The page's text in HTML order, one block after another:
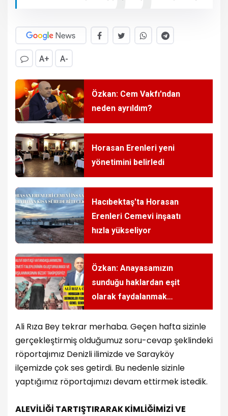
A+ A-
Özkan: Cem Vakfı'ndan
neden ayrıldım?
Horasan Erenleri yeni
yönetimini belirledi
Hacıbektaş'ta Horasan
Erenleri Cemevi inşaatı
hızla yükseliyor
Özkan: Anayasamızın
sunduğu haklardan eşit
olarak faydalanmak
istiyoruz!
Ali Rıza Bey tekrar merhaba. Geçen hafta sizinle
gerçekleştirmiş olduğumuz soru-cevap şeklindeki
röportajımız Denizli ilimizde ve Sarayköy
ilçemizde çok ses getirdi. Bu nedenle sizinle
yaptığımız röportajımızı devam ettirmek istedik.
ALEVİLİĞİ TARTIŞTIRARAK KİMLİĞİMİZİ VE